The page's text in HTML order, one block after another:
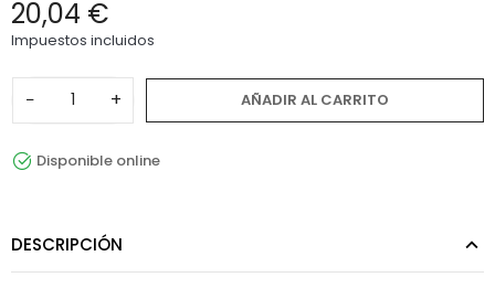
20,04 €
Impuestos incluidos
− + AÑADIR AL CARRITO
Disponible online
DESCRIPCIÓN